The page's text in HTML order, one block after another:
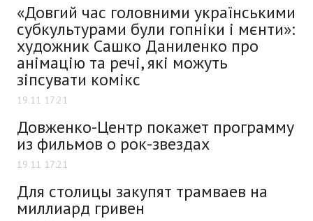
«Довгий час головними українськими
субкультурами були гопніки і мєнти»:
художник Сашко Даниленко про
анімацію та речі, які можуть
зіпсувати комікс
19.11 17:21
Довженко-Центр покажет программу
из фильмов о рок-звездах
19.11 17:21
Для столицы закупят трамваев на
миллиард гривен